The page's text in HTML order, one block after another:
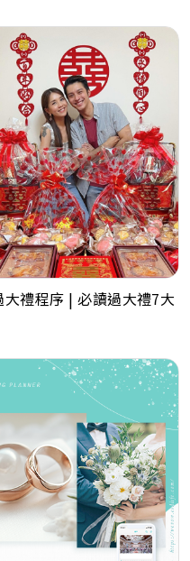
大禮程序 | 必讀過大禮7大